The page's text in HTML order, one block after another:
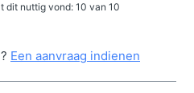
dit nuttig vond: 10 van 10
Een aanvraag indienen